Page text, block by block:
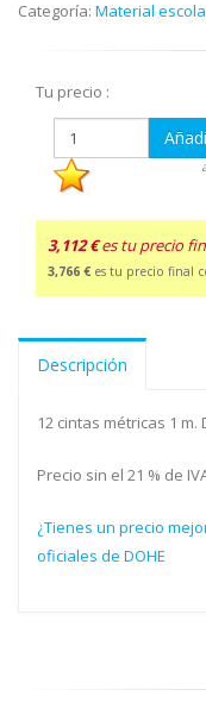
Categoría: Material
Tu precio :
3,112 € es tu precio
3,766 € es tu precio final
Descripción
12 cintas métricas 1 m.
Precio sin el 21 % de
¿Tienes un precio
oficiales de DOHE